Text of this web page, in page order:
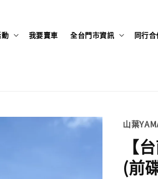
我要賣車 全台門市資訊 同行
山葉
【
(前